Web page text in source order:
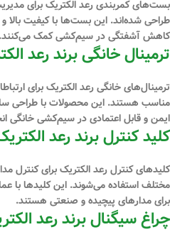
بست‌های کمربندی رعد الکتریک برای
طراحی شده‌اند. این بست‌ها با کیفیت بالا
کاهش آشفتگی در سیم‌کشی کمک می‌کنند.
ترمینال خانگی برند رعد
ترمینال‌های خانگی رعد الکتریک برای
مناسب هستند. این محصولات با طراحی
ایمن و قابل اعتمادی در سیم‌کشی خانگی
کلید کنترل برند رعد
کلیدهای کنترل رعد الکتریک برای کنترل
مختلف استفاده می‌شوند. این کلیدها با
برای مدارهای پیچیده و صنعتی هستند.
چراغ سیگنال برند رعد